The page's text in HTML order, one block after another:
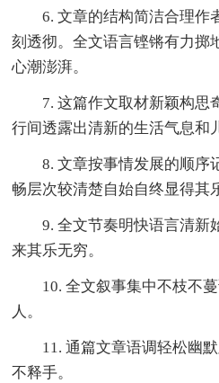
6. 文章的结构简洁合理作
刻透彻。全文语言铿锵有力掷
心潮澎湃。
7. 这篇作文取材新颖构思
行间透露出清新的生活气息和
8. 文章按事情发展的顺
畅层次较清楚自始自终显得其
9. 全文节奏明快语言清新
来其乐无穷。
10. 全文叙事集中不枝不
人。
11. 通篇文章语调轻松幽
不释手。